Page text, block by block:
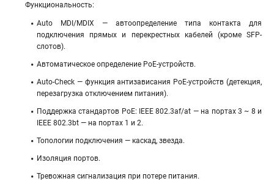
Функциональность:
Auto MDI/MDIX — автоопределение типа контакта для
подключения прямых и перекрестных кабелей (кроме SFP-
слотов).
Автоматическое определение РоЕ-устройств.
Auto-Check — функция антизависания РоЕ-устройств (детекция,
перезагрузка отключением питания).
Поддержка стандартов РоЕ: IEEE 802.3af/at — на портах 3 ~ 8 и
IEEE 802.3bt — на портах 1 и 2.
Топологии подключения — каскад, звезда.
Изоляция портов.
Тревожная сигнализация при потере питания.